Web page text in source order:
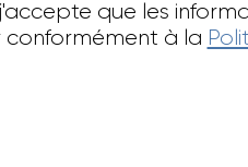
que les
conformément à la